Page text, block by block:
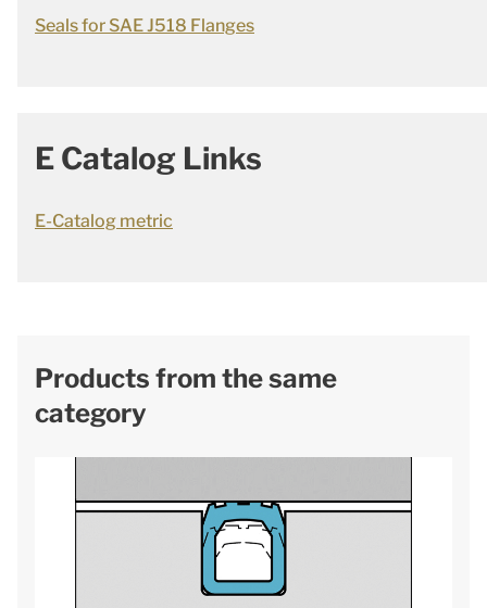
Seals for SAE J518 Flanges
E Catalog Links
E-Catalog metric
Products from the same
category